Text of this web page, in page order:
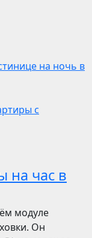
на ночь в
с
на час в
модуле
Он